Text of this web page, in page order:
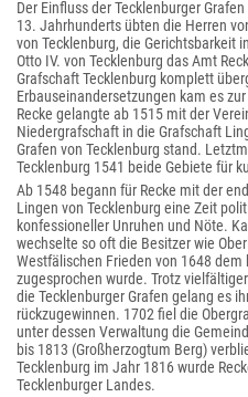
Der Einfluss der Tecklenburger
13. Jahrhunderts übten die Herren
von Tecklenburg, die Gerichtsbarkeit
Otto IV. von Tecklenburg das Amt
Grafschaft Tecklenburg komplett
Erbauseinandersetzungen kam es
Recke gelangte ab 1515 mit der
Niedergrafschaft in die Grafschaft
Grafen von Tecklenburg stand.
Tecklenburg 1541 beide Gebiete für
Ab 1548 begann für Recke mit der
Lingen von Tecklenburg eine Zeit
konfessioneller Unruhen und Nöte.
wechselte so oft die Besitzer wie
Westfälischen Frieden von 1648
zugesprochen wurde. Trotz
die Tecklenburger Grafen gelang es
rückzugewinnen. 1702 fiel die
unter dessen Verwaltung die
bis 1813 (Großherzogtum Berg)
Tecklenburg im Jahr 1816 wurde
Tecklenburger Landes.